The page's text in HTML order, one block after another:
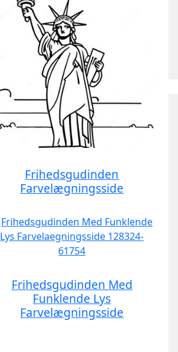
Frihedsgudinden
Farvelægningsside
Frihedsgudinden Med
Funklende Lys
Farvelægningsside